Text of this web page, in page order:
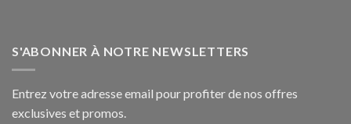
S'ABONNER À NOTRE NEWSLETTERS
Entrez votre adresse email pour profiter de nos offres
exclusives et promos.